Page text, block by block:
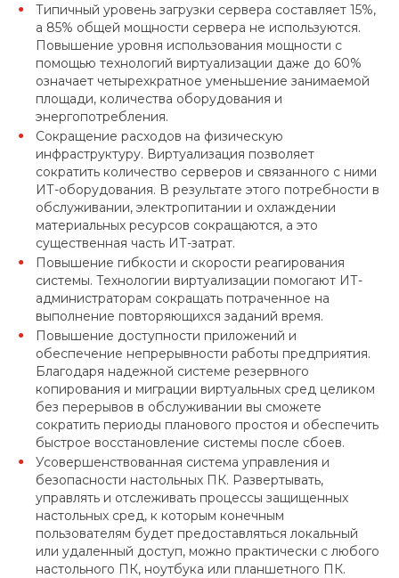
Типичный уровень загрузки сервера составляет 15%,
а 85% общей мощности сервера не используются.
Повышение уровня использования мощности с
помощью технологий виртуализации даже до 60%
означает четырехкратное уменьшение занимаемой
площади, количества оборудования и
энергопотребления.
Сокращение расходов на физическую
инфраструктуру. Виртуализация позволяет
сократить количество серверов и связанного с ними
ИТ-оборудования. В результате этого потребности в
обслуживании, электропитании и охлаждении
материальных ресурсов сокращаются, а это
существенная часть ИТ-затрат.
Повышение гибкости и скорости реагирования
системы. Технологии виртуализации помогают ИТ-
администраторам сокращать потраченное на
выполнение повторяющихся заданий время.
Повышение доступности приложений и
обеспечение непрерывности работы предприятия.
Благодаря надежной системе резервного
копирования и миграции виртуальных сред целиком
без перерывов в обслуживании вы сможете
сократить периоды планового простоя и обеспечить
быстрое восстановление системы после сбоев.
Усовершенствованная система управления и
безопасности настольных ПК. Развертывать,
управлять и отслеживать процессы защищенных
настольных сред, к которым конечным
пользователям будет предоставляться локальный
или удаленный доступ, можно практически с любого
настольного ПК, ноутбука или планшетного ПК.